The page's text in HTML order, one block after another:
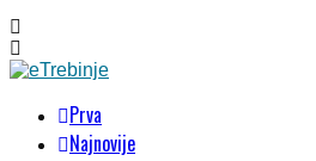
Prva
Najnovije